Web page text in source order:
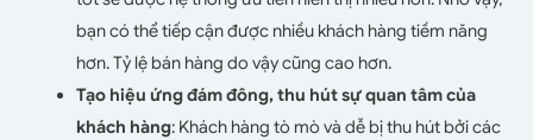
bạn có thể tiếp cận được nhiều khách hàng tiềm năng
hơn. Tỷ lệ bán hàng do vậy cũng cao hơn.
Tạo hiệu ứng đám đông, thu hút sự quan tâm của
khách hàng: Khách hàng tò mò và dễ bị thu hút bởi các